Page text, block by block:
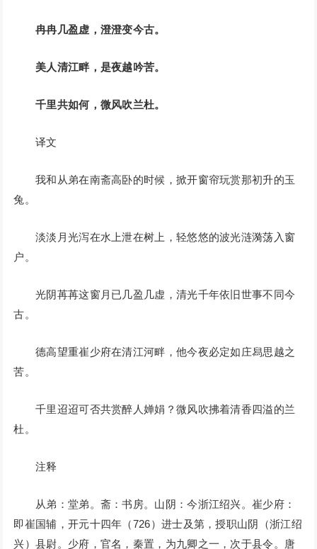
冉冉几盈虚，澄澄变今古。
美人清江畔，是夜越吟苦。
千里共如何，微风吹兰杜。
译文
我和从弟在南斋高卧的时候，掀开窗帘玩赏那初升的玉
兔。
淡淡月光泻在水上泄在树上，轻悠悠的波光涟漪荡入窗
户。
光阴苒苒这窗月已几盈几虚，清光千年依旧世事不同今
古。
德高望重崔少府在清江河畔，他今夜必定如庄舄思越之
苦。
千里迢迢可否共赏醉人婵娟？微风吹拂着清香四溢的兰
杜。
注释
从弟：堂弟。斋：书房。山阴：今浙江绍兴。崔少府：
即崔国辅，开元十四年（726）进士及第，授职山阴（浙江绍
兴）县尉。少府，官名，秦置，为九卿之一，次于县令。唐